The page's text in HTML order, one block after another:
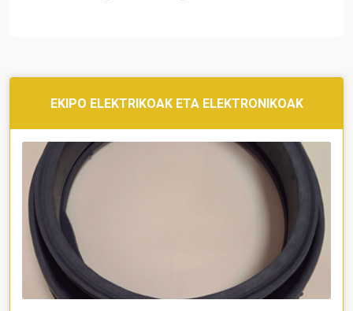
EKIPO ELEKTRIKOAK ETA ELEKTRONIKOAK